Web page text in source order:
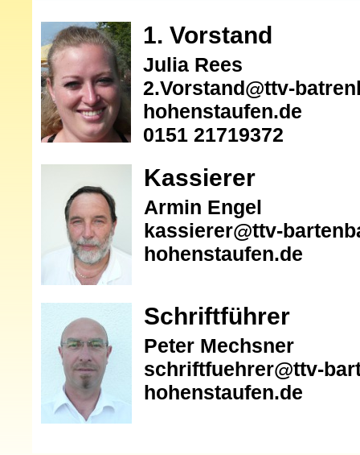
1. Vorstand
Julia Rees
2.Vorstand@ttv-
hohenstaufen.de
0151 21719372
Kassierer
Armin Engel
kassierer@ttv-
hohenstaufen.de
Schriftführer
Peter Mechsner
schriftfuehrer@ttv-
hohenstaufen.de